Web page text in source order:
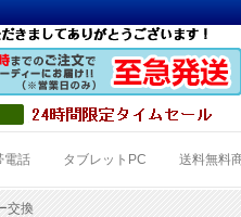
電話 タブレットPC 送料無料
交換